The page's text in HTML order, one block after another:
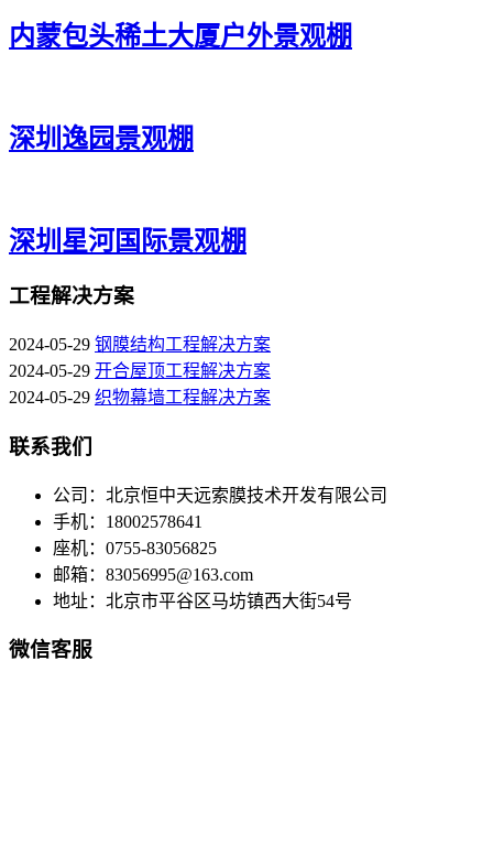
北京三旗百汇商贸城雨棚
内蒙包头稀土大厦户外景观棚
深圳逸园景观棚